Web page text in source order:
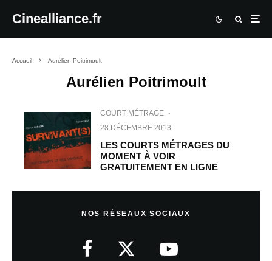
Cinealliance.fr
Accueil Aurélien Poitrimoult
Aurélien Poitrimoult
COURT MÉTRAGE ·
28 DÉCEMBRE 2013
LES COURTS MÉTRAGES DU
MOMENT À VOIR
GRATUITEMENT EN LIGNE
NOS RÉSEAUX SOCIAUX